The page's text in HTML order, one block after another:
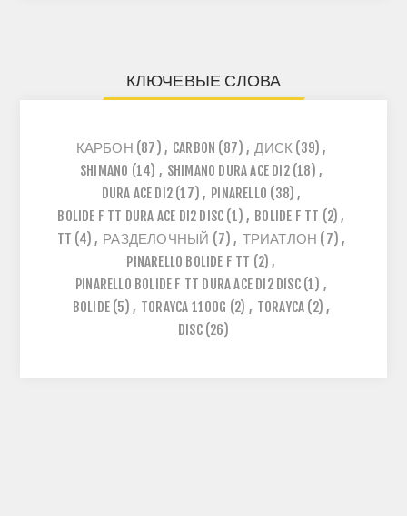
КЛЮЧЕВЫЕ СЛОВА
КАРБОН (87) , CARBON (87) , ДИСК (39) ,
SHIMANO (14) , SHIMANO DURA ACE DI2 (18) ,
DURA ACE DI2 (17) , PINARELLO (38) ,
BOLIDE F TT DURA ACE DI2 DISC (1) , BOLIDE F TT (2) ,
TT (4) , РАЗДЕЛОЧНЫЙ (7) , ТРИАТЛОН (7) ,
PINARELLO BOLIDE F TT (2) ,
PINARELLO BOLIDE F TT DURA ACE DI2 DISC (1) ,
BOLIDE (5) , TORAYCA 1100G (2) , TORAYCA (2) ,
DISC (26)